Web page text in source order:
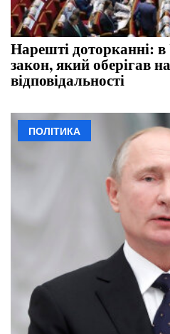
Нарешті доторканні: в
закон, який оберігав
відповідальності
ПОЛІТИКА